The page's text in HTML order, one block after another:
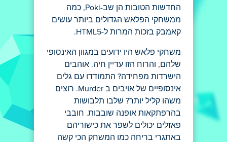
החדשות הטובות הן שב-Poki, כמה
ממשחקי הפלאש הגדולים ביותר עושים
קאמבק בזכות המרות ל-HTML5.
משחקי פלאש היו ידועים במגוון האינסופי
שלהם, והרוח הזו עדיין חיה. אוהבים
הישרדות מפחידה? התמודדו עם גלים
אינסופיים של אויבים ב Murder. רוצים
משהו קליל יותר? שלבו תלבושות
בהרפתקאות אופנה שובבות. חובבי
פאזלים יכולים לשפר את כישוריהם
באתגרי בריחה כמו המשחק הכי קשה